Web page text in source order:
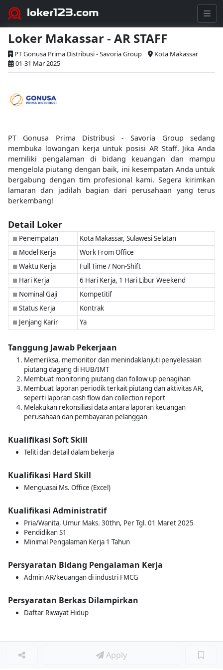
loker123.com
Loker Makassar - AR STAFF
PT Gonusa Prima Distribusi - Savoria Group
Kota Makassar
01-31 Mar 2025
PT Gonusa Prima Distribusi - Savoria Group sedang
membuka lowongan kerja untuk posisi AR Staff. Jika Anda
memiliki pengalaman di bidang keuangan dan mampu
mengelola piutang dengan baik, ini kesempatan Anda untuk
bergabung dengan tim profesional kami. Segera kirimkan
lamaran dan jadilah bagian dari perusahaan yang terus
berkembang!
Detail Loker
■ Penempatan Kota Makassar, Sulawesi Selatan
■ Model Kerja Work From Office
■ Waktu Kerja Full Time / Non-Shift
■ Hari Kerja 6 Hari Kerja, 1 Hari Libur Weekend
■ Nominal Gaji Kompetitif
■ Status Kerja Kontrak
■ Jenjang Karir Ya
Tanggung Jawab Pekerjaan
Memeriksa, memonitor dan menindaklanjuti penyelesaian
piutang dagang di HUB/IMT
Membuat monitoring piutang dan follow up penagihan
Membuat laporan periodik terkait piutang dan aktivitas AR,
seperti laporan cash flow dan collection report
Melakukan rekonsiliasi data antara laporan keuangan
perusahaan dan pembayaran pelanggan
Kualifikasi Soft Skill
Teliti dan detail dalam bekerja
Kualifikasi Hard Skill
Menguasai Ms. Office (Excel)
Kualifikasi Administratif
Pria/Wanita, Umur Maks. 30thn, Per Tgl. 01 Maret 2025
Pendidikan S1
Minimal Pengalaman Kerja 1 Tahun
Persyaratan Bidang Pengalaman Kerja
Admin AR/keuangan di industri FMCG
Persyaratan Berkas Dilampirkan
Daftar Riwayat Hidup
Apply